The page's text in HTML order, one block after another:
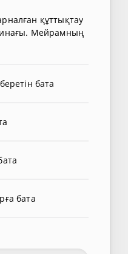
құттықтау
Мейрамның
бата
бата